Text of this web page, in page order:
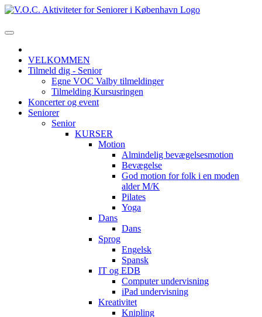
VELKOMMEN
Tilmeld dig - Senior
Egne VOC Valby tilmeldinger
Tilmelding Kursusringen
Koncerter og event
Seniorer
Senior
KURSER
Motion
Almindelig bevægelsesmotion
Bevægelse
God motion for folk i en moden
alder M/K
Pilates
Yoga
Dans
Dans
Sprog
Engelsk
Spansk
IT og EDB
Computer undervisning
iPad undervisning
Kreativitet
Knipling